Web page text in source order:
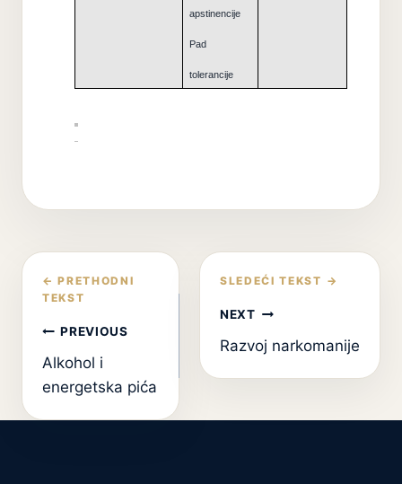
apstinencije
Pad
tolerancije
Кретање
чланка
PREVIOUS
Alkohol i
energetska pića
NEXT
Razvoj narkomanije